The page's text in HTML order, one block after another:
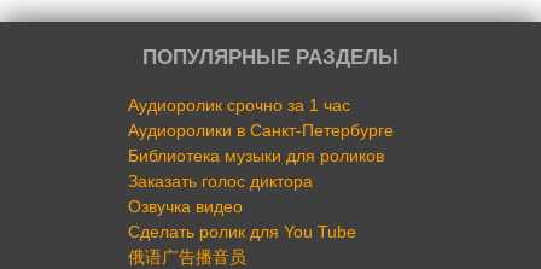
ПОПУЛЯРНЫЕ РАЗДЕЛЫ
Аудиоролик срочно за 1 час
Аудиоролики в Санкт-Петербурге
Библиотека музыки для роликов
Заказать голос диктора
Озвучка видео
Сделать ролик для You Tube
俄语广告播音员